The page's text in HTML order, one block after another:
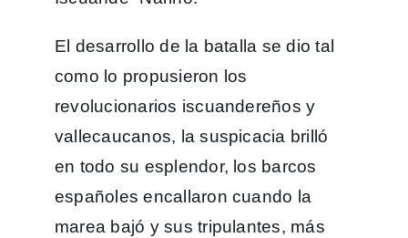
El desarrollo de la batalla se dio tal
como lo propusieron los
revolucionarios iscuandereños y
vallecaucanos, la suspicacia brilló
en todo su esplendor, los barcos
españoles encallaron cuando la
marea bajó y sus tripulantes, más